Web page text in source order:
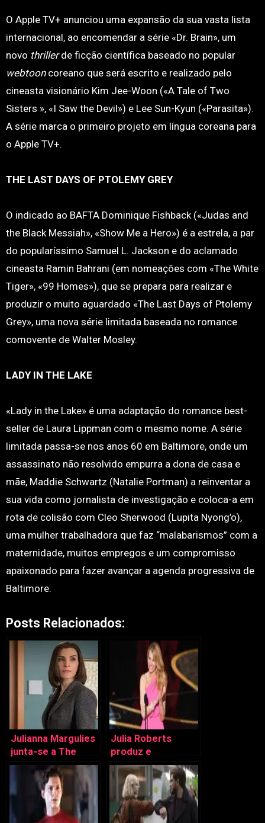
O Apple TV+ anunciou uma expansão da sua vasta lista
internacional, ao encomendar a série «Dr. Brain», um
novo thrillerde ficção científica baseado no popular
webtooncoreano que será escrito e realizado pelo
cineasta visionário Kim Jee-Woon («A Tale of Two
Sisters », «I Saw the Devil») e Lee Sun-Kyun («Parasita»).
A série marca o primeiro projeto em língua coreana para
o Apple TV+.
THE LAST DAYS OF PTOLEMY GREY
O indicado ao BAFTA Dominique Fishback («Judas and
the Black Messiah», «Show Me a Hero») é a estrela, a par
do popularíssimo Samuel L. Jackson e do aclamado
cineasta Ramin Bahrani (em nomeações com «The White
Tiger», «99 Homes»), que se prepara para realizar e
produzir o muito aguardado «The Last Days of Ptolemy
Grey», uma nova série limitada baseada no romance
comovente de Walter Mosley.
LADY IN THE LAKE
«Lady in the Lake» é uma adaptação do romance best-
seller de Laura Lippman com o mesmo nome. A série
limitada passa-se nos anos 60 em Baltimore, onde um
assassinato não resolvido empurra a dona de casa e
mãe, Maddie Schwartz (Natalie Portman) a reinventar a
sua vida como jornalista de investigação e coloca-a em
rota de colisão com Cleo Sherwood (Lupita Nyong’o),
uma mulher trabalhadora que faz “malabarismos” com a
maternidade, muitos empregos e um compromisso
apaixonado para fazer avançar a agenda progressiva de
Baltimore.
Posts Relacionados:
Julianna Margulies
junta-se a The
Morning Show
Julia Roberts
produz e
protagoniza série
da Apple TV+